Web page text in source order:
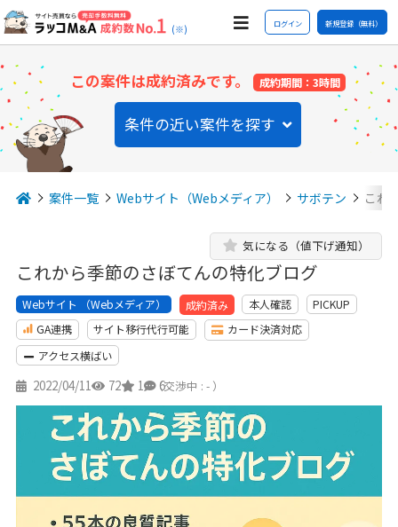
(※) ログイン 新規登録（無料）
この案件は成約済みです。 成約期間：3時間
条件の近い案件を探す
案件一覧 Webサイト（Webメディア） サボテン これ
これから季節のさぼてんの特化ブログ
気になる（値下げ通知）
Webサイト （Webメディア） 成約済み 本人確認
PICKUP
GA連携
サイト移行代行可能
カード決済対応
アクセス横ばい
2022/04/11 72 1 6
（交渉中 : - ）